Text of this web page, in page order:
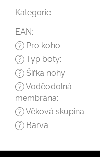
Kategorie:
EAN:
? Pro koho:
? Typ boty:
? Šířka nohy:
? Voděodolná
membrána:
? Věková skupina:
? Barva: